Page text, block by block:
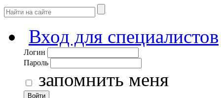
Вход для специалистов
Логин
Пароль
запомнить меня
Войти